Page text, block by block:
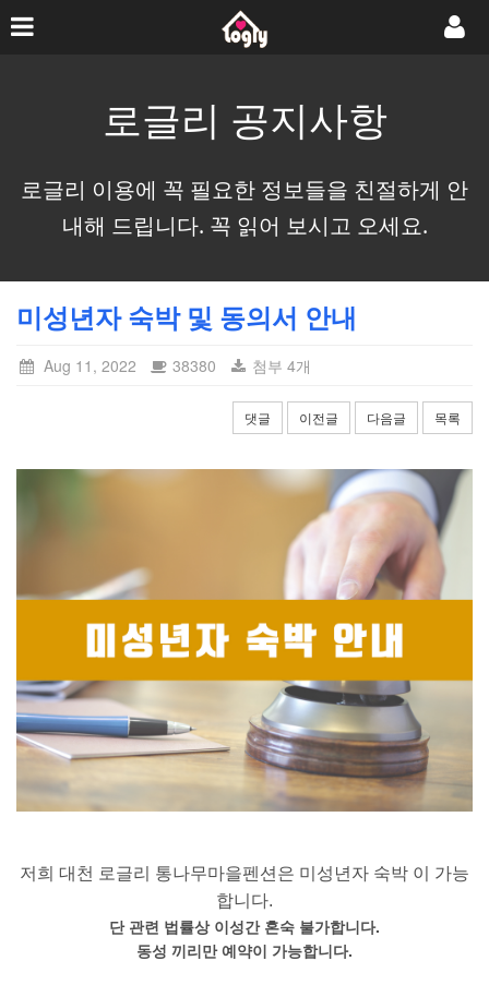
로글리 공지사항
로글리 이용에 꼭 필요한 정보들을 친절하게 안
내해 드립니다. 꼭 읽어 보시고 오세요.
미성년자 숙박 및 동의서 안내
Aug 11, 2022 38380 첨부 4개
댓글 이전글 다음글 목록
저희 대천 로글리 통나무마을펜션은 미성년자 숙박 이 가능
합니다.
단 관련 법률상 이성간 혼숙 불가합니다.
동성 끼리만 예약이 가능합니다.